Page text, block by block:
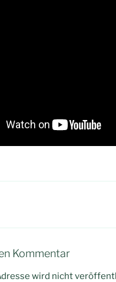
Kommentar
wird nicht